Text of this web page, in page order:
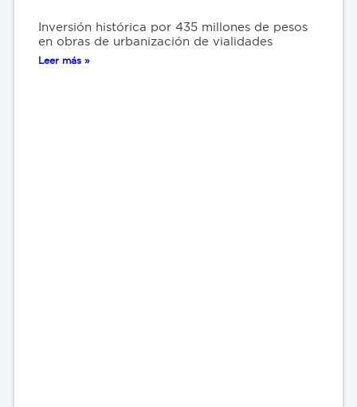
Inversión histórica por 435 millones de pesos
en obras de urbanización de vialidades
Leer más »